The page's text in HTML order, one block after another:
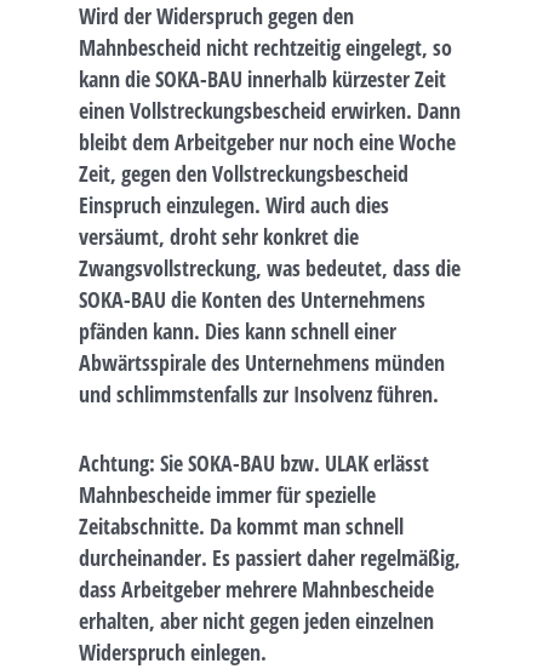
Wird der Widerspruch gegen den
Mahnbescheid nicht rechtzeitig eingelegt, so
kann die SOKA-BAU innerhalb kürzester Zeit
einen Vollstreckungsbescheid erwirken. Dann
bleibt dem Arbeitgeber nur noch eine Woche
Zeit, gegen den Vollstreckungsbescheid
Einspruch einzulegen. Wird auch dies
versäumt, droht sehr konkret die
Zwangsvollstreckung, was bedeutet, dass die
SOKA-BAU die Konten des Unternehmens
pfänden kann. Dies kann schnell einer
Abwärtsspirale des Unternehmens münden
und schlimmstenfalls zur Insolvenz führen.
Achtung: Sie SOKA-BAU bzw. ULAK erlässt
Mahnbescheide immer für spezielle
Zeitabschnitte. Da kommt man schnell
durcheinander. Es passiert daher regelmäßig,
dass Arbeitgeber mehrere Mahnbescheide
erhalten, aber nicht gegen jeden einzelnen
Widerspruch einlegen.